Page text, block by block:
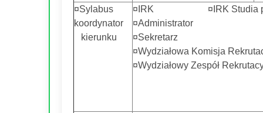
¤Sylabus
koordynator
kierunku
¤IRK ¤IRK Studia
¤Administrator
¤Sekretarz
¤Wydziałowa Komisja
¤Wydziałowy Zespół